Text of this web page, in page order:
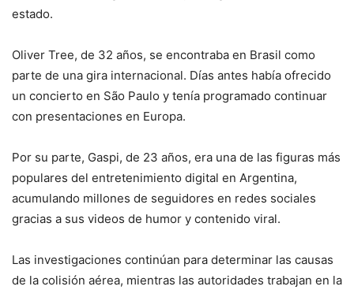
estado.
Oliver Tree, de 32 años, se encontraba en Brasil como
parte de una gira internacional. Días antes había ofrecido
un concierto en São Paulo y tenía programado continuar
con presentaciones en Europa.
Por su parte, Gaspi, de 23 años, era una de las figuras más
populares del entretenimiento digital en Argentina,
acumulando millones de seguidores en redes sociales
gracias a sus videos de humor y contenido viral.
Las investigaciones continúan para determinar las causas
de la colisión aérea, mientras las autoridades trabajan en la